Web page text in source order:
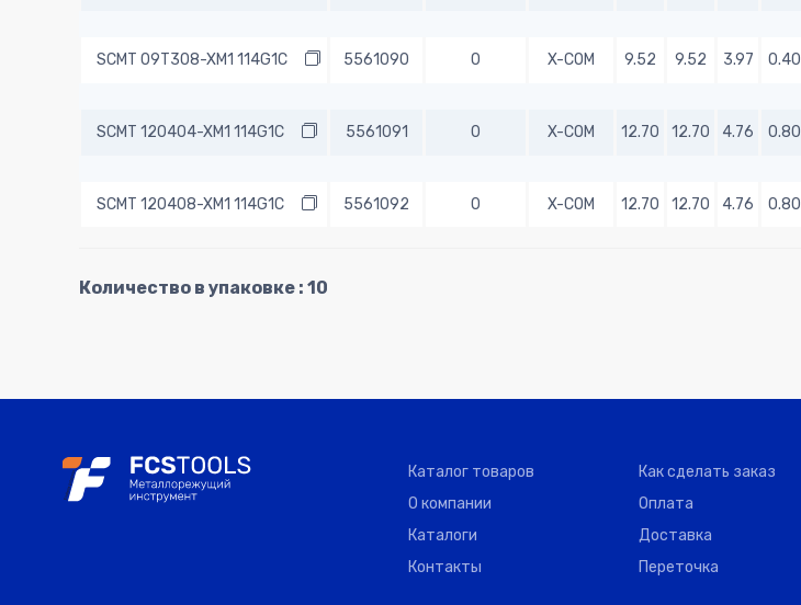
SCMT 09T308-XM1 114G1C 5561090 0 X-COM 9.52 9.52 3.97 0.40
SCMT 120404-XM1 114G1C 5561091 0 X-COM 12.70 12.70 4.76 0.80
SCMT 120408-XM1 114G1C 5561092 0 X-COM 12.70 12.70 4.76 0.80
Количество в упаковке : 10
Каталог товаров
О компании
Каталоги
Контакты
Как сделать заказ
Оплата
Доставка
Переточка